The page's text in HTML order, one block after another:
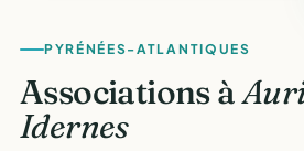
PYRÉNÉES-ATLANTIQUES
Associations à
Idernes